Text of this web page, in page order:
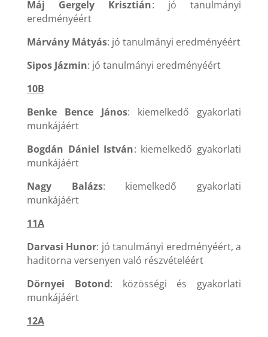
Máj Gergely Krisztián: jó tanulmányi
eredményéért
Márvány Mátyás: jó tanulmányi eredményéért
Sipos Jázmin: jó tanulmányi eredményéért
10B
Benke Bence János: kiemelkedő gyakorlati
munkájáért
Bogdán Dániel István: kiemelkedő gyakorlati
munkájáért
Nagy Balázs: kiemelkedő gyakorlati
munkájáért
11A
Darvasi Hunor: jó tanulmányi eredményéért, a
haditorna versenyen való részvételéért
Dörnyei Botond: közösségi és gyakorlati
munkájáért
12A